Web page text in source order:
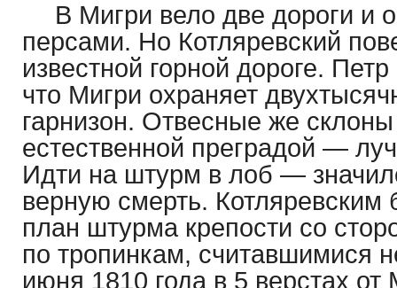
В Мигри вело две дороги и
персами. Но Котляревский
известной горной дороге.
что Мигри охраняет
гарнизон. Отвесные же
естественной преградой —
Идти на штурм в лоб —
верную смерть. Котляревским
план штурма крепости со
по тропинкам, считавшимися
июня 1810 года в 5 верстах от